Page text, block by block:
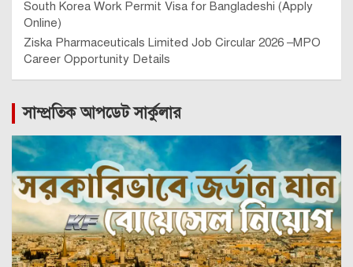
South Korea Work Permit Visa for Bangladeshi (Apply
Online)
Ziska Pharmaceuticals Limited Job Circular 2026 –MPO
Career Opportunity Details
সাম্প্রতিক আপডেট সার্কুলার